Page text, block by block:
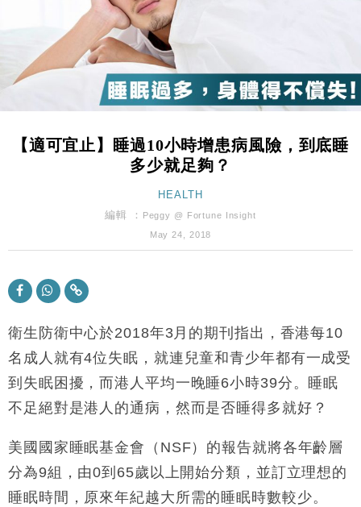
本地｜新世界K11 9月升級會員制度 增鉑金卡級別鎖
定高消費客群
17:40
財經｜本港6月零售額連升14個月 珠寶鐘錶銷售升勢
16:33
財經｜滙控重啟最多10億美元回購 派息比率目標維持
15:11
財經｜SHEIN傳最快8月中招股 估值料降至400億美
本地｜HK Express推飛行套票 兩程低至448元加2元
可多飛一程
地產｜大酒店中期轉賺2300萬元 斥21億翻新香港及
東京半島
13:12
手
11:40
財經｜黑石傳再籌逾360億美元 支援Anthropic租用
10:57
25%
18:15
定高消費客群
17:40
財經｜本港6月零售額連升14個月 珠寶鐘錶銷售升勢
最強
【適可宜止】睡過10小時增患病風險，到底睡
多少就足夠？
HEALTH
編輯 ：
Peggy @ Fortune Insight
May 24, 2018
衛生防衛中心於2018年3月的期刊指出，香港每10
名成人就有4位失眠，就連兒童和青少年都有一成受
到失眠困擾，而港人平均一晚睡6小時39分。睡眠
不足絕對是港人的通病，然而是否睡得多就好？
美國國家睡眠基金會（NSF）的報告就將各年齡層
分為9組，由0到65歲以上開始分類，並訂立理想的
睡眠時間，原來年紀越大所需的睡眠時數較少。